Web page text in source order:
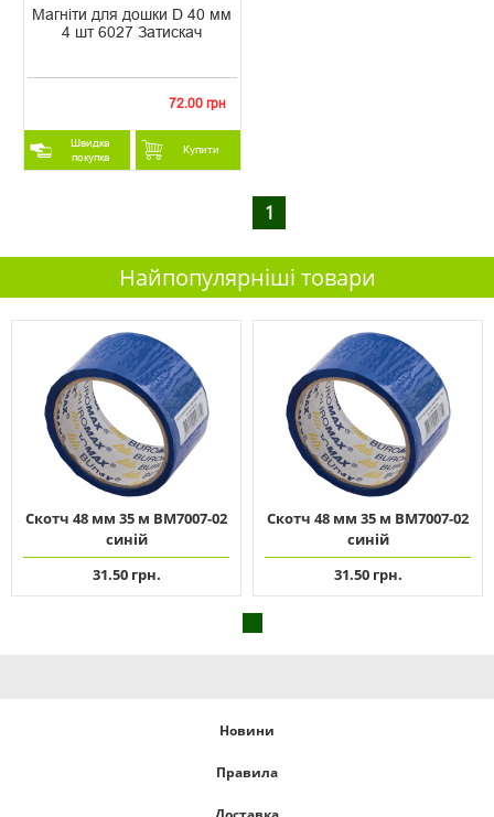
Магніти для дошки D 40 мм
4 шт 6027 Затискач
72.00 грн
Швидка
покупка
Купити
1
Найпопулярніші товари
Скотч 48 мм 35 м ВМ7007-02
синій
31.50 грн.
Скотч 48 мм 35 м ВМ7007-02
синій
31.50 грн.
Новини
Правила